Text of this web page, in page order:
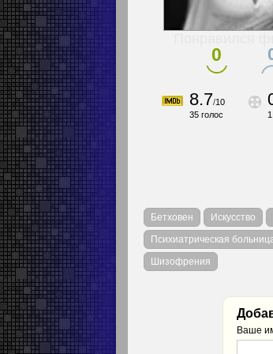
0
8.7/10
35 голос
1
Бетховен Искусство
Психиатрическая
Шизофрения
Ваше